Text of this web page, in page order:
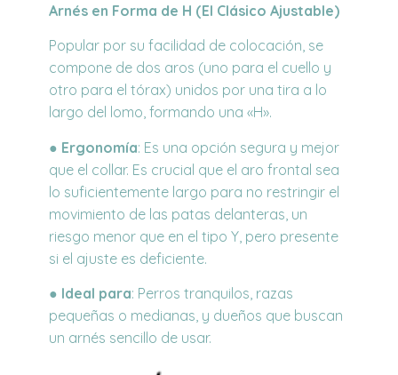
Arnés en Forma de H (El Clásico Ajustable)
Popular por su facilidad de colocación, se
compone de dos aros (uno para el cuello y
otro para el tórax) unidos por una tira a lo
largo del lomo, formando una «H».
● Ergonomía: Es una opción segura y mejor
que el collar. Es crucial que el aro frontal sea
lo suficientemente largo para no restringir el
movimiento de las patas delanteras, un
riesgo menor que en el tipo Y, pero presente
si el ajuste es deficiente.
● Ideal para: Perros tranquilos, razas
pequeñas o medianas, y dueños que buscan
un arnés sencillo de usar.